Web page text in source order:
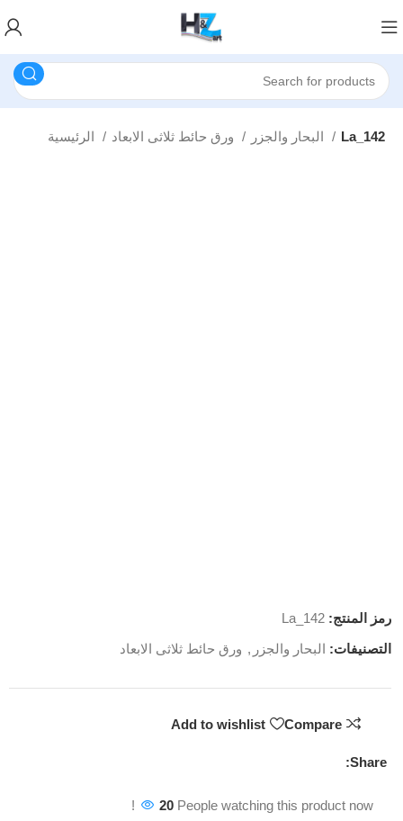
La_142
رمز المنتج:La_142
التصنيفات: البحار والجزر , ورق حائط ثلاثى الابعاد
Compare
Add to wishlist
Share:
20 People watching this product now!